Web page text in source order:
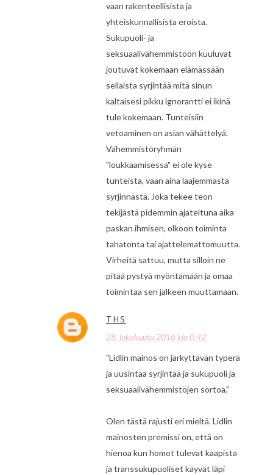
vaan rakenteellisista ja
yhteiskunnallisista eroista.
Sukupuoli- ja
seksuaalivähemmistöön kuuluvat
joutuvat kokemaan elämässään
sellaista syrjintää mitä sinun
kaltaisesi pikku ignorantti ei ikinä
tule kokemaan. Tunteisiin
vetoaminen on asian vähättelyä.
Vähemmistöryhmän
"loukkaamisessa" ei ole kyse
tunteista, vaan aina laajemmasta
syrjinnästä. Joka tekee teon
tekijästä pidemmin ajateltuna aika
paskan ihmisen, olkoon toiminta
tahatonta tai ajattelemattomuutta.
Virheitä sattuu, mutta silloin ne
pitää pystyä myöntämään ja omaa
toimintaa sen jälkeen muuttamaan.
THS
28. lokakuuta 2016 klo 0.42
"Lidlin mainos on järkyttävän typerä
ja uusintaa syrjintää ja sukupuoli ja
seksuaalivähemmistöjen sortoa."
Olen tästä rajusti eri mieltä. Lidlin
mainosten premissi on, että on
hienoa kun homot tulevat kaapista
ja transsukupuoliset käyvät läpi